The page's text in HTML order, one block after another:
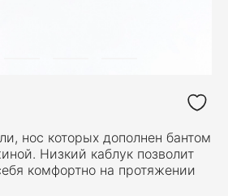
нос которых дополнен бантом
Низкий каблук позволит
комфортно на протяжении